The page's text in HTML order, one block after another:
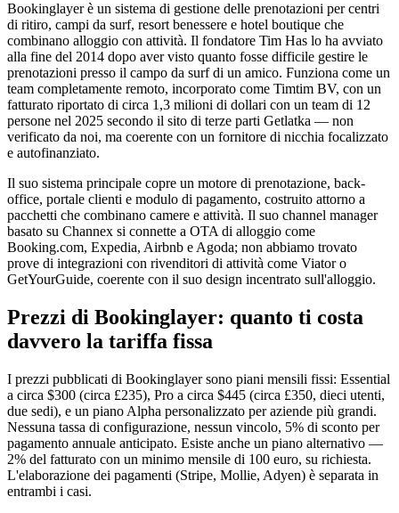
Bookinglayer è un sistema di gestione delle prenotazioni per centri
di ritiro, campi da surf, resort benessere e hotel boutique che
combinano alloggio con attività. Il fondatore Tim Has lo ha avviato
alla fine del 2014 dopo aver visto quanto fosse difficile gestire le
prenotazioni presso il campo da surf di un amico. Funziona come un
team completamente remoto, incorporato come Timtim BV, con un
fatturato riportato di circa 1,3 milioni di dollari con un team di 12
persone nel 2025 secondo il sito di terze parti Getlatka — non
verificato da noi, ma coerente con un fornitore di nicchia focalizzato
e autofinanziato.
Il suo sistema principale copre un motore di prenotazione, back-
office, portale clienti e modulo di pagamento, costruito attorno a
pacchetti che combinano camere e attività. Il suo channel manager
basato su Channex si connette a OTA di alloggio come
Booking.com, Expedia, Airbnb e Agoda; non abbiamo trovato
prove di integrazioni con rivenditori di attività come Viator o
GetYourGuide, coerente con il suo design incentrato sull'alloggio.
Prezzi di Bookinglayer: quanto ti costa
davvero la tariffa fissa
I prezzi pubblicati di Bookinglayer sono piani mensili fissi: Essential
a circa $300 (circa £235), Pro a circa $445 (circa £350, dieci utenti,
due sedi), e un piano Alpha personalizzato per aziende più grandi.
Nessuna tassa di configurazione, nessun vincolo, 5% di sconto per
pagamento annuale anticipato. Esiste anche un piano alternativo —
2% del fatturato con un minimo mensile di 100 euro, su richiesta.
L'elaborazione dei pagamenti (Stripe, Mollie, Adyen) è separata in
entrambi i casi.